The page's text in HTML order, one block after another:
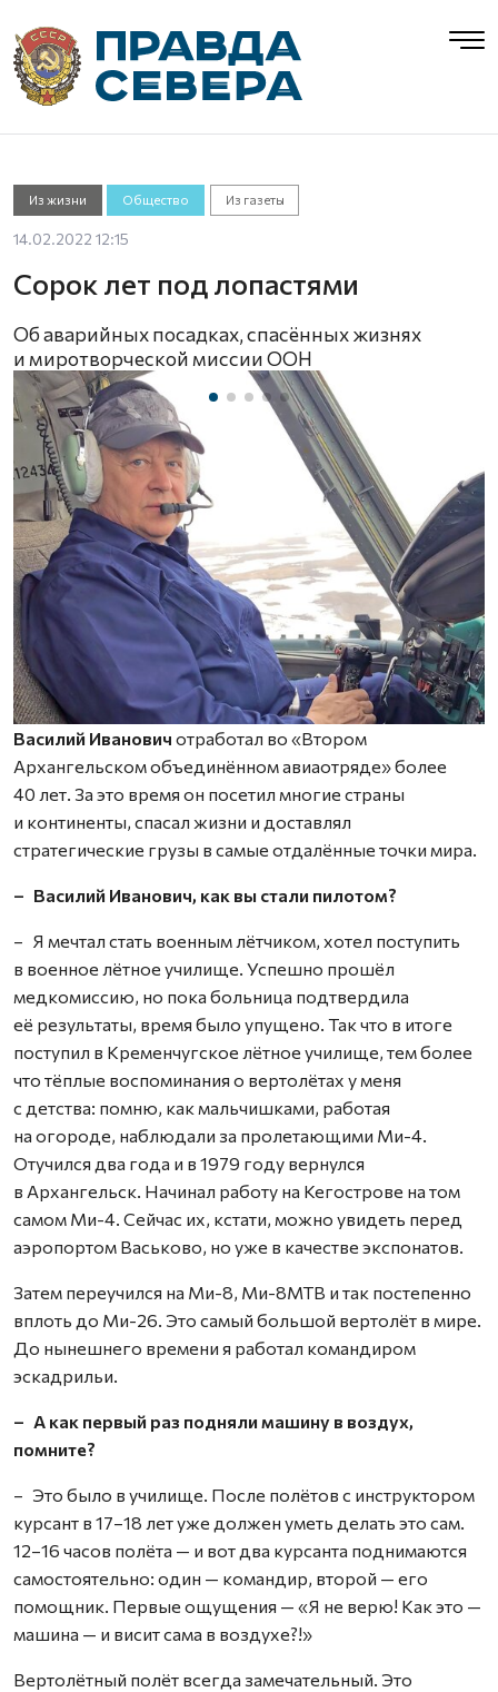
Из жизни Общество Из газеты
14.02.2022 12:15
Сорок лет под лопастями
Об аварийных посадках, спасённых жизнях
и миротворческой миссии ООН
Василий Иванович отработал во «Втором
Архангельском объединённом авиаотряде» более
40 лет. За это время он посетил многие страны
и континенты, спасал жизни и доставлял
стратегические грузы в самые отдалённые точки мира.
– Василий Иванович, как вы стали пилотом?
– Я мечтал стать военным лётчиком, хотел поступить
в военное лётное училище. Успешно прошёл
медкомиссию, но пока больница подтвердила
её результаты, время было упущено. Так что в итоге
поступил в Кременчугское лётное училище, тем более
что тёплые воспоминания о вертолётах у меня
с детства: помню, как мальчишками, работая
на огороде, наблюдали за пролетающими Ми-4.
Отучился два года и в 1979 году вернулся
в Архангельск. Начинал работу на Кегострове на том
самом Ми-4. Сейчас их, кстати, можно увидеть перед
аэропортом Васьково, но уже в качестве экспонатов.
Затем переучился на Ми-8, Ми-8МТВ и так постепенно
вплоть до Ми-26. Это самый большой вертолёт в мире.
До нынешнего времени я работал командиром
эскадрильи.
– А как первый раз подняли машину в воздух,
помните?
– Это было в училище. После полётов с инструктором
курсант в 17–18 лет уже должен уметь делать это сам.
12–16 часов полёта — и вот два курсанта поднимаются
самостоятельно: один — командир, второй — его
помощник. Первые ощущения — «Я не верю! Как это —
машина — и висит сама в воздухе?!»
Вертолётный полёт всегда замечательный. Это